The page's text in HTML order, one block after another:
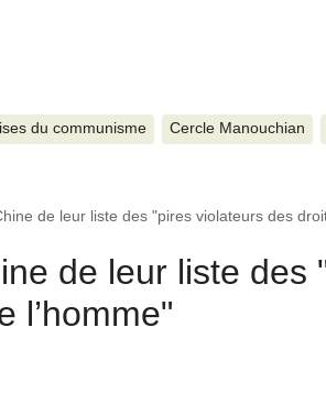
du communisme Cercle Manouchian
de leur liste des "pires violateurs des
de leur liste des
l’homme"